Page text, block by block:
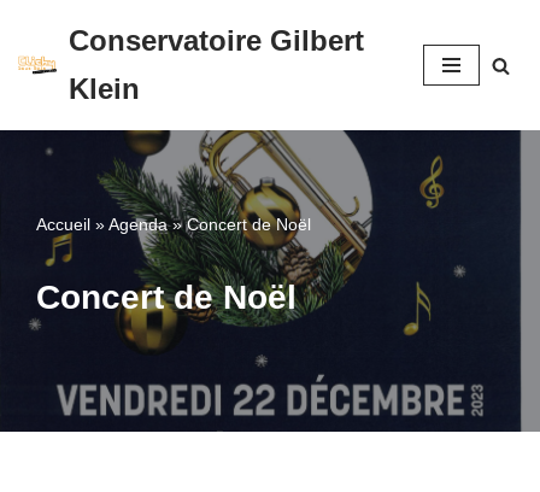
Aller
contenu
Conservatoire Gilbert
Klein
Accueil »Agenda»Concert de Noël
Concert de Noël